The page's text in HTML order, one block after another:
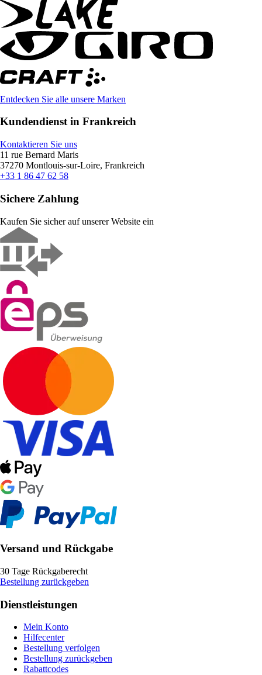
Entdecken Sie alle unsere Marken
Kundendienst in Frankreich
Kontaktieren Sie uns
11 rue Bernard Maris
37270 Montlouis-sur-Loire, Frankreich
+33 1 86 47 62 58
Sichere Zahlung
Kaufen Sie sicher auf unserer Website ein
Versand und Rückgabe
30 Tage Rückgaberecht
Bestellung zurückgeben
Dienstleistungen
Mein Konto
Hilfecenter
Bestellung verfolgen
Bestellung zurückgeben
Rabattcodes